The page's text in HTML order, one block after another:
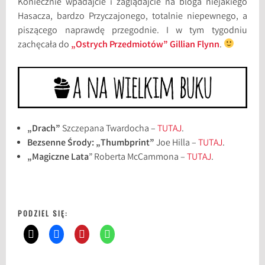
Hasacza, bardzo Przyczajonego, totalnie niepewnego, a
piszącego naprawdę przegodnie. I w tym tygodniu
zachęcała do „Ostrych Przedmiotów” Gillian Flynn.
„Drach” Szczepana Twardocha –TUTAJ.
Bezsenne Środy: „Thumbprint”Joe Hilla –TUTAJ.
„Magiczne Lata” Roberta McCammona –TUTAJ.
PODZIEL SIĘ: